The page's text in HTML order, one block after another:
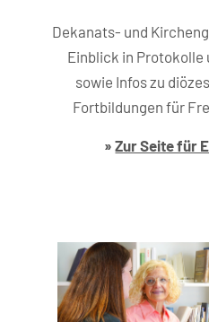
Dekanats- und
Einblick in Protokolle
sowie Infos zu
Fortbildungen für
»Zur Seite für